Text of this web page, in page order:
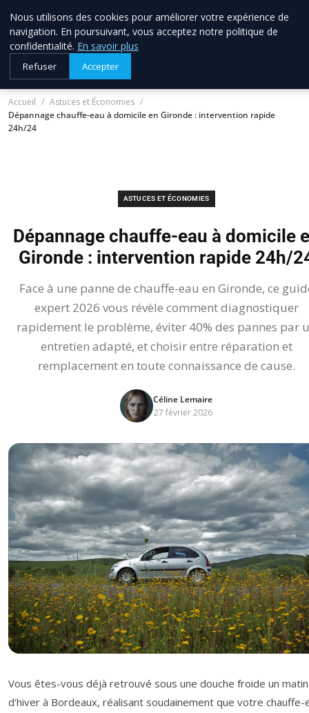
allo brico33
Votre expert bricolage en Gironde
Accueil
Astuces et Économies
Dépannage chauffe-eau à domicile en Gironde : intervention rapide
24h/24
ASTUCES ET ÉCONOMIES
Dépannage chauffe-eau à domicile
Gironde : intervention rapide 24h/
Face à une panne de chauffe-eau en Gironde, ce
expert 2026 vous révèle comment diagnostiquer
rapidement le problème, éviter 40% des pannes par
entretien adapté, et choisir entre réparation et
remplacement en toute connaissance de cause.
Céline Lemaire
27 février 2026
Vous êtes-vous déjà retrouvé sous une douche froide un matin
d'hiver à Bordeaux, réalisant soudainement que votre chauffe-
Nous utilisons des cookies pour améliorer votre expérience de
navigation. En poursuivant, vous acceptez notre politique de
confidentialité. En savoir plus
Refuser Accepter